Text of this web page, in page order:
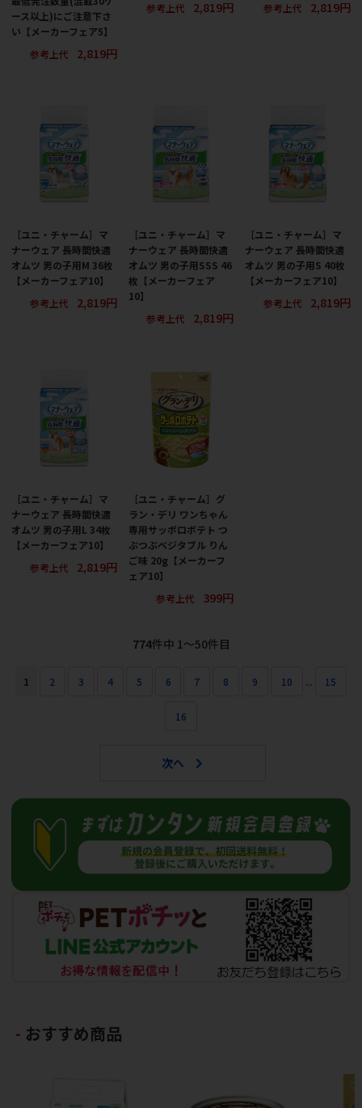
ース以上)にご注意下さ
い【メーカーフェア5】
参考上代
2,819円
参考上代 2,819円 参考上代 2,819円
［ユニ・チャーム］マ
ナーウェア 長時間快適
オムツ 男の子用M 36枚
【メーカーフェア10】
参考上代
2,819円
［ユニ・チャーム］マ
ナーウェア 長時間快適
オムツ 男の子用SSS 46
枚【メーカーフェア
10】
参考上代
2,819円
［ユニ・チャーム］マ
ナーウェア 長時間快適
オムツ 男の子用S 40枚
【メーカーフェア10】
参考上代
2,819円
［ユニ・チャーム］マ
ナーウェア 長時間快適
オムツ 男の子用L 34枚
【メーカーフェア10】
参考上代
2,819円
［ユニ・チャーム］グ
ラン・デリ ワンちゃん
専用サッポロポテト つ
ぶつぶベジタブル りん
ご味 20g【メーカーフ
ェア10】
参考上代
399円
774件中 1〜50件目
1 2 3 4 5 6 7 8 9 10 ... 15
16
おすすめ商品